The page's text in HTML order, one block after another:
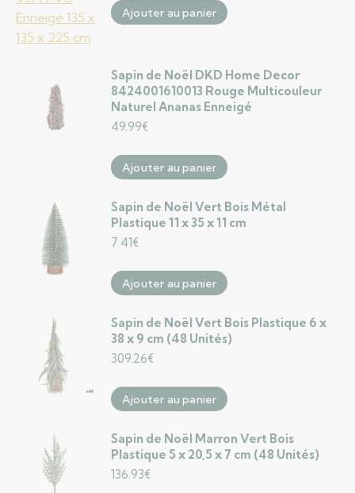
Ajouter au panier
Sapin de Noël DKD Home Decor
8424001610013 Rouge Multicouleur
Naturel Ananas Enneigé
49.99€
Ajouter au panier
Sapin de Noël Vert Bois Métal
Plastique 11 x 35 x 11 cm
7.41€
Ajouter au panier
Sapin de Noël Vert Bois Plastique 6 x
38 x 9 cm (48 Unités)
309.26€
Ajouter au panier
Sapin de Noël Marron Vert Bois
Plastique 5 x 20,5 x 7 cm (48 Unités)
136.93€